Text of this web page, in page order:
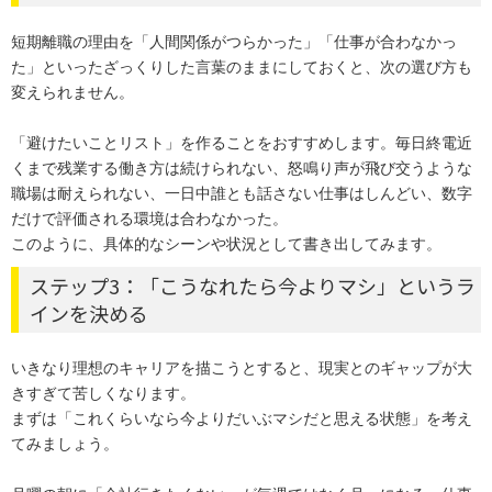
短期離職の理由を「人間関係がつらかった」「仕事が合わなかっ
た」といったざっくりした言葉のままにしておくと、次の選び方も
変えられません。
「避けたいことリスト」を作ることをおすすめします。毎日終電近
くまで残業する働き方は続けられない、怒鳴り声が飛び交うような
職場は耐えられない、一日中誰とも話さない仕事はしんどい、数字
だけで評価される環境は合わなかった。
このように、具体的なシーンや状況として書き出してみます。
ステップ3：「こうなれたら今よりマシ」というラ
インを決める
いきなり理想のキャリアを描こうとすると、現実とのギャップが大
きすぎて苦しくなります。
まずは「これくらいなら今よりだいぶマシだと思える状態」を考え
てみましょう。